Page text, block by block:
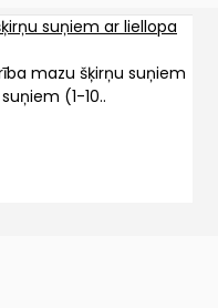
suņiem ar liellopa
mazu šķirņu suņiem
(1-10..